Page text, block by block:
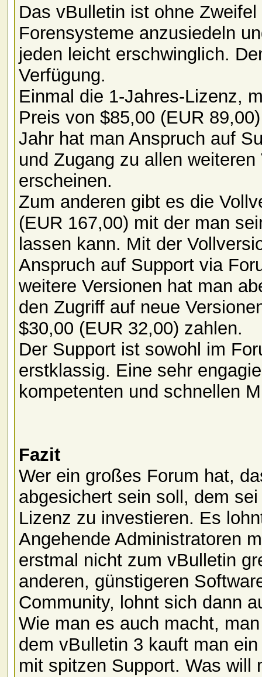
Das vBulletin ist ohne
Forensysteme anzusiedeln
jeden leicht erschwinglich.
Verfügung.
Einmal die 1-Jahres-Lizenz,
Preis von $85,00 (EUR
Jahr hat man Anspruch auf
und Zugang zu allen
erscheinen.
Zum anderen gibt es die
(EUR 167,00) mit der man
lassen kann. Mit der
Anspruch auf Support via
weitere Versionen hat man
den Zugriff auf neue
$30,00 (EUR 32,00) zahlen.
Der Support ist sowohl im
erstklassig. Eine sehr
kompetenten und schnellen
Fazit
Wer ein großes Forum hat,
abgesichert sein soll, dem
Lizenz zu investieren. Es
Angehende Administratoren
erstmal nicht zum vBulletin
anderen, günstigeren
Community, lohnt sich dann
Wie man es auch macht,
dem vBulletin 3 kauft man
mit spitzen Support. Was will